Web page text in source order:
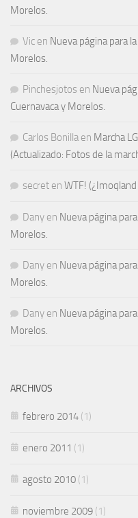
Morelos.
Vic en Nueva página para
Morelos.
Pinchesjotos en Nueva
Cuernavaca y Morelos.
Carlos Bonilla en Marcha
(Actualizado: Fotos de la
secret en WTF!
Dany en Nueva página
Morelos.
Dany en Nueva página
Morelos.
Dany en Nueva página
Morelos.
ARCHIVOS
febrero 2014 (1)
enero 2011 (1)
agosto 2010 (1)
noviembre 2009 (1)